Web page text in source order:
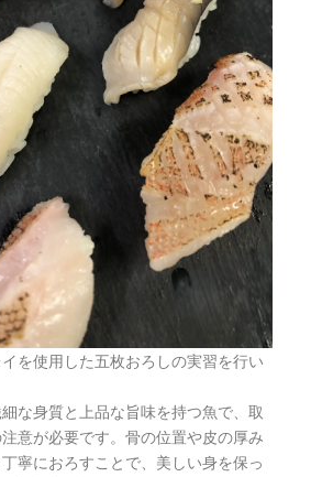
を使用した五枚おろしの実習を行い
な身質と上品な旨味を持つ魚で、取
意が必要です。骨の位置や皮の厚み
寧におろすことで、美しい身を保っ